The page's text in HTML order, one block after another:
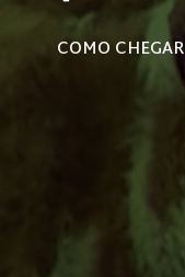
COMO CHEGAR